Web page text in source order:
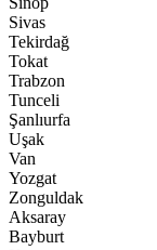
Sivas
Tekirdağ
Tokat
Trabzon
Tunceli
Şanlıurfa
Uşak
Van
Yozgat
Zonguldak
Aksaray
Bayburt